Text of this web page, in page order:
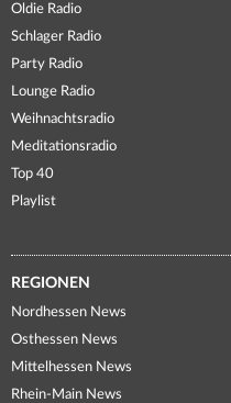
Oldie Radio
Schlager Radio
Party Radio
Lounge Radio
Weihnachtsradio
Meditationsradio
Top 40
Playlist
REGIONEN
Nordhessen News
Osthessen News
Mittelhessen News
Rhein-Main News